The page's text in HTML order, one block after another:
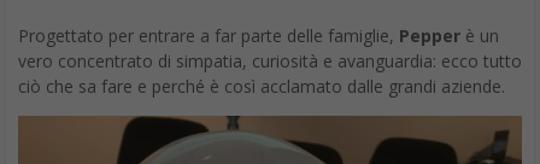
Progettato per entrare a far parte delle famiglie, Pepper è un
vero concentrato di simpatia, curiosità e avanguardia: ecco tutto
ciò che sa fare e perché è così acclamato dalle grandi aziende.